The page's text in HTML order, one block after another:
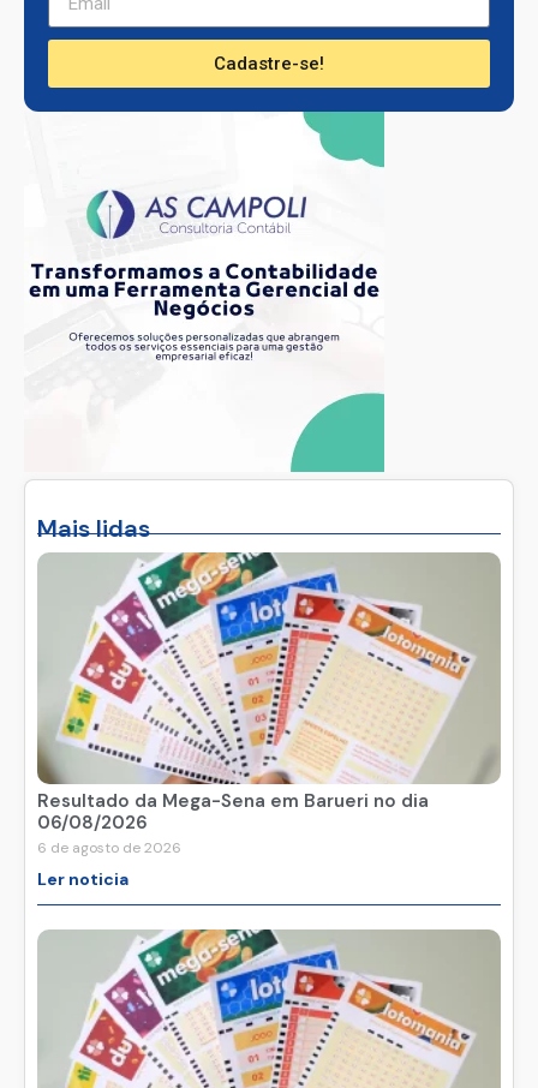
Mais lidas
Resultado da Mega-Sena em Barueri no dia
06/08/2026
6 de agosto de 2026
Ler noticia
Cadastre-se!